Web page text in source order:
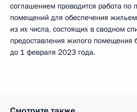
соглашением проводится работа по
помещений для обеспечения
из их числа, состоящих в сводном
предоставления жилого помещения
до 1 февраля 2023 года.